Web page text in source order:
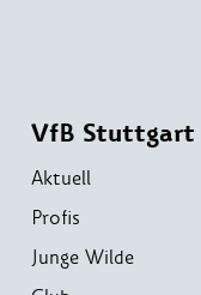
VfB Stuttgart
Aktuell
Profis
Junge Wilde